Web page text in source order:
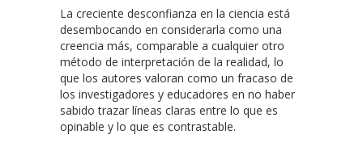
La creciente desconfianza en la ciencia está
desembocando en considerarla como una
creencia más, comparable a cualquier otro
método de interpretación de la realidad, lo
que los autores valoran como un fracaso de
los investigadores y educadores en no haber
sabido trazar líneas claras entre lo que es
opinable y lo que es contrastable.